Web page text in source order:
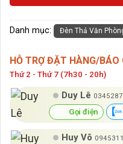
Danh mục: Đèn Thả Văn
HỖ TRỢ ĐẶT HÀNG/BÁO
Thứ 2 - Thứ 7 (7h30 - 20h)
Duy Lê
Gọi điện
Huy Võ